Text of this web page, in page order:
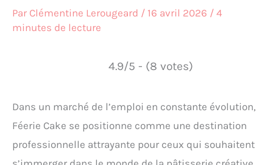
Par Clémentine Lerougeard / 16 avril 2026 / 4
minutes de lecture
4.9/5 - (8 votes)
Dans un marché de l’emploi en constante évolution,
Féerie Cake se positionne comme une destination
professionnelle attrayante pour ceux qui souhaitent